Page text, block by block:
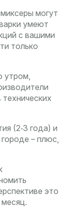
могут
умеют
с вашими
только
утром,
(2‑3 года) и
– плюс,
это